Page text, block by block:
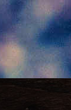
Du Vin